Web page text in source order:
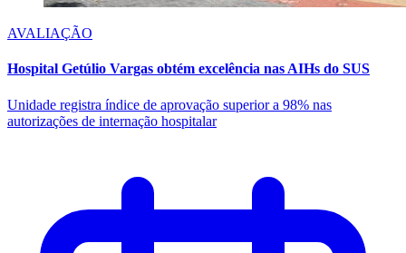
AVALIAÇÃO
Hospital Getúlio Vargas obtém excelência nas AIHs do SUS
Unidade registra índice de aprovação superior a 98% nas
autorizações de internação hospitalar